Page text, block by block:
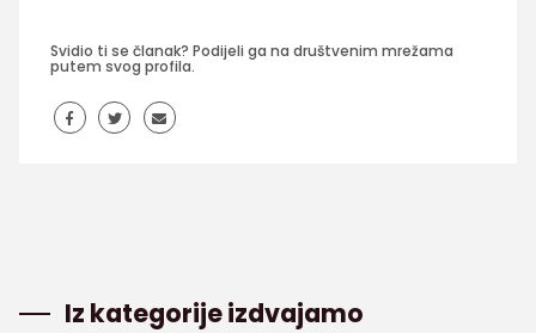
Svidio ti se članak? Podijeli ga na društvenim mrežama
putem svog profila.
Iz kategorije izdvajamo